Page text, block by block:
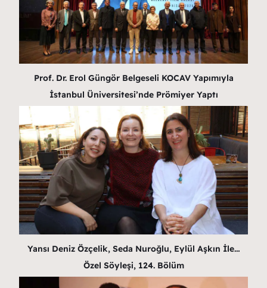
Prof. Dr. Erol Güngör Belgeseli KOCAV Yapımıyla
İstanbul Üniversitesi’nde Prömiyer Yaptı
Yansı Deniz Özçelik, Seda Nuroğlu, Eylül Aşkın İle…
Özel Söyleşi, 124. Bölüm